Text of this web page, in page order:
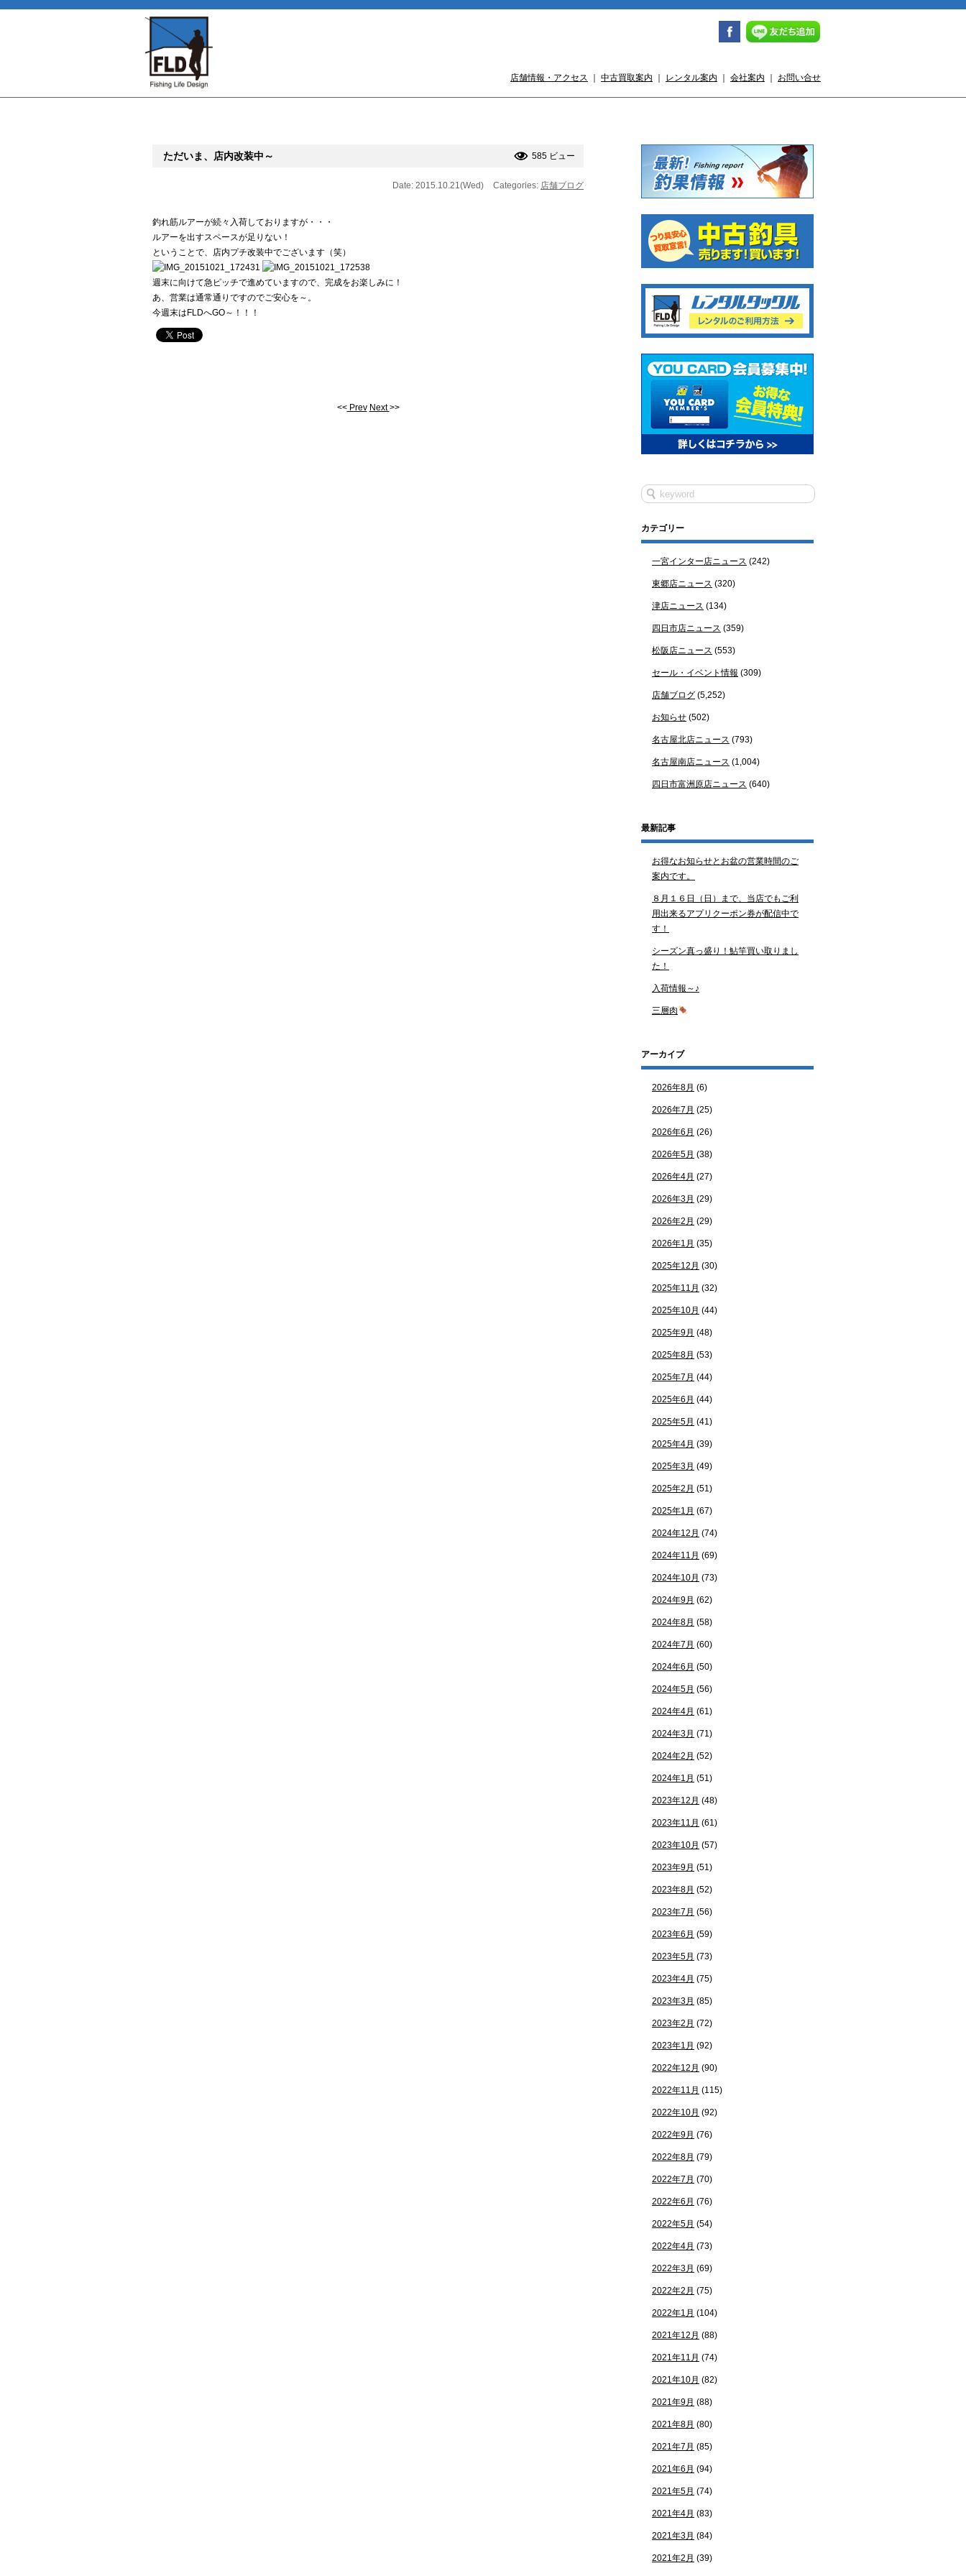
店舗情報・アクセス 中古買取案内 レンタル案内 会社案内 お問い合せ
ただいま、店内改装中～ 585 ビュー
Date: 2015.10.21(Wed) Categories: 店舗ブログ
釣れ筋ルアーが続々入荷しておりますが・・・
ルアーを出すスペースが足りない！
ということで、店内プチ改装中でございます（笑）
週末に向けて急ピッチで進めていますので、完成をお楽しみに！
あ、営業は通常通りですのでご安心を～。
今週末はFLDへGO～！！！
<<Prev Next>>
カテゴリー
一宮インター店ニュース (242)
東郷店ニュース (320)
津店ニュース (134)
四日市店ニュース (359)
松阪店ニュース (553)
セール・イベント情報 (309)
店舗ブログ (5,252)
お知らせ (502)
名古屋北店ニュース (793)
名古屋南店ニュース (1,004)
四日市富洲原店ニュース (640)
最新記事
お得なお知らせとお盆の営業時間のご
案内です。
８月１６日（日）まで、当店でもご利
用出来るアプリクーポン券が配信中で
す！
シーズン真っ盛り！鮎竿買い取りまし
た！
入荷情報～♪
三層肉
アーカイブ
2026年8月 (6)
2026年7月 (25)
2026年6月 (26)
2026年5月 (38)
2026年4月 (27)
2026年3月 (29)
2026年2月 (29)
2026年1月 (35)
2025年12月 (30)
2025年11月 (32)
2025年10月 (44)
2025年9月 (48)
2025年8月 (53)
2025年7月 (44)
2025年6月 (44)
2025年5月 (41)
2025年4月 (39)
2025年3月 (49)
2025年2月 (51)
2025年1月 (67)
2024年12月 (74)
2024年11月 (69)
2024年10月 (73)
2024年9月 (62)
2024年8月 (58)
2024年7月 (60)
2024年6月 (50)
2024年5月 (56)
2024年4月 (61)
2024年3月 (71)
2024年2月 (52)
2024年1月 (51)
2023年12月 (48)
2023年11月 (61)
2023年10月 (57)
2023年9月 (51)
2023年8月 (52)
2023年7月 (56)
2023年6月 (59)
2023年5月 (73)
2023年4月 (75)
2023年3月 (85)
2023年2月 (72)
2023年1月 (92)
2022年12月 (90)
2022年11月 (115)
2022年10月 (92)
2022年9月 (76)
2022年8月 (79)
2022年7月 (70)
2022年6月 (76)
2022年5月 (54)
2022年4月 (73)
2022年3月 (69)
2022年2月 (75)
2022年1月 (104)
2021年12月 (88)
2021年11月 (74)
2021年10月 (82)
2021年9月 (88)
2021年8月 (80)
2021年7月 (85)
2021年6月 (94)
2021年5月 (74)
2021年4月 (83)
2021年3月 (84)
2021年2月 (39)